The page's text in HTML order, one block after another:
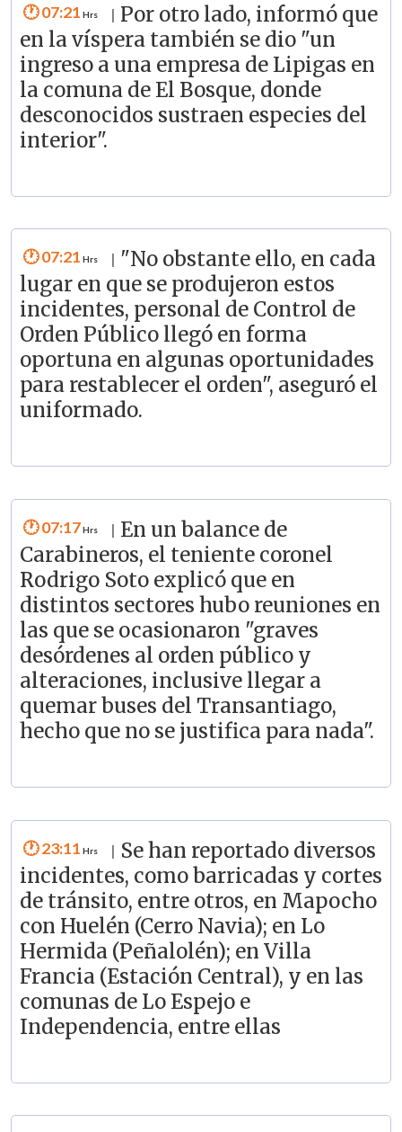
07:21
Por otro lado, informó que
en la víspera también se dio "un
ingreso a una empresa de Lipigas en
la comuna de El Bosque, donde
desconocidos sustraen especies del
interior".
07:21
"No obstante ello, en cada
lugar en que se produjeron estos
incidentes, personal de Control de
Orden Público llegó en forma
oportuna en algunas oportunidades
para restablecer el orden", aseguró el
uniformado.
07:17
En un balance de
Carabineros, el teniente coronel
Rodrigo Soto explicó que en
distintos sectores hubo reuniones en
las que se ocasionaron "graves
desórdenes al orden público y
alteraciones, inclusive llegar a
quemar buses del Transantiago,
hecho que no se justifica para nada".
23:11
Se han reportado diversos
incidentes, como barricadas y cortes
de tránsito, entre otros, en Mapocho
con Huelén (Cerro Navia); en Lo
Hermida (Peñalolén); en Villa
Francia (Estación Central), y en las
comunas de Lo Espejo e
Independencia, entre ellas